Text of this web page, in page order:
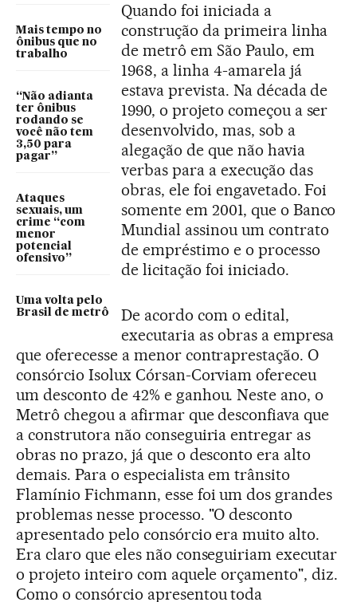
Mais tempo no
ônibus que no
trabalho
“Não adianta
ter ônibus
rodando se
você não tem
3,50 para
pagar”
Ataques
sexuais, um
crime “com
menor
potencial
ofensivo”
Uma volta pelo
Brasil de metrô
Quando foi iniciada a
construção da primeira linha
de metrô em São Paulo, em
1968, a linha 4-amarela já
estava prevista. Na década de
1990, o projeto começou a ser
desenvolvido, mas, sob a
alegação de que não havia
verbas para a execução das
obras, ele foi engavetado. Foi
somente em 2001, que o Banco
Mundial assinou um contrato
de empréstimo e o processo
de licitação foi iniciado.
De acordo com o edital,
executaria as obras a empresa
que oferecesse a menor contraprestação. O
consórcio Isolux Córsan-Corviam ofereceu
um desconto de 42% e ganhou. Neste ano, o
Metrô chegou a afirmar que desconfiava que
a construtora não conseguiria entregar as
obras no prazo, já que o desconto era alto
demais. Para o especialista em trânsito
Flamínio Fichmann, esse foi um dos grandes
problemas nesse processo. "O desconto
apresentado pelo consórcio era muito alto.
Era claro que eles não conseguiriam executar
o projeto inteiro com aquele orçamento", diz.
Como o consórcio apresentou toda